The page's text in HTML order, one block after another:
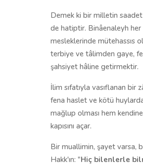
Demek ki bir milletin saadet
de hatiptir. Binâenaleyh
mesleklerinde mütehassıs
terbiye ve tâlimden gaye,
şahsiyet hâline getirmektir.
İlim sıfatıyla vasıflanan
fena haslet ve kötü
mağlup olması hem
kapısını açar.
Bir muallimin, şayet varsa,
Hakk'ın: "Hiç bilenlerle